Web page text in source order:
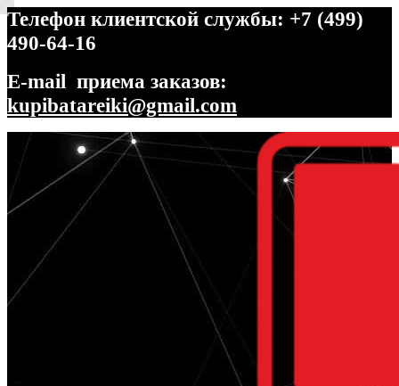
Телефон клиентской службы: +7 (499)
490-64-16
E-mail приема заказов:
kupibatareiki@gmail.com
Перейти
навигации
Перейти
содержимому